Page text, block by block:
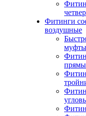
Фитинги
воздушные
муфты